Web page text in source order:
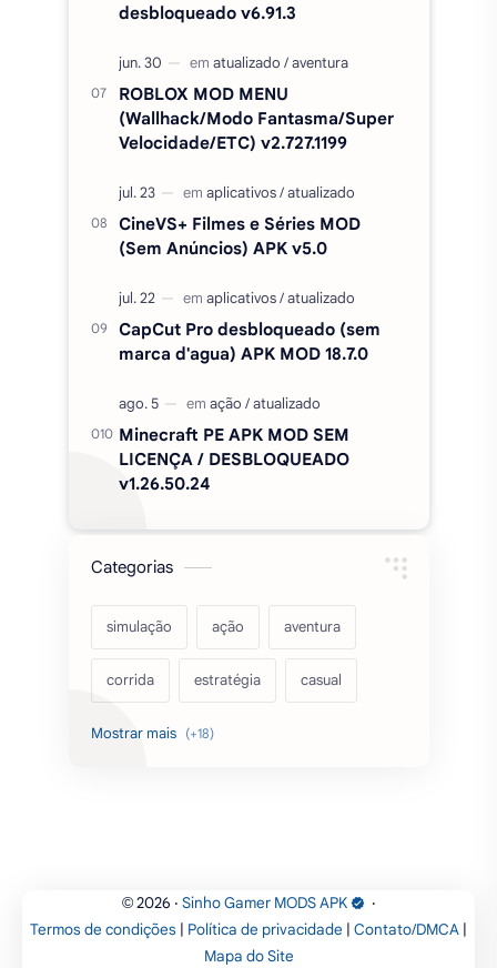
desbloqueado v6.91.3
ROBLOX MOD MENU
(Wallhack/Modo Fantasma/Super
Velocidade/ETC) v2.727.1199
CineVS+ Filmes e Séries MOD
(Sem Anúncios) APK v5.0
CapCut Pro desbloqueado (sem
marca d'agua) APK MOD 18.7.0
Minecraft PE APK MOD SEM
LICENÇA / DESBLOQUEADO
v1.26.50.24
Categorias
simulação ação aventura
corrida estratégia casual
acarde esportes
luta educação
desenho
© 2026 ‧ Sinho Gamer MODS APK
‧
Termos de condições | Política de privacidade | Contato/DMCA |
Mapa do Site